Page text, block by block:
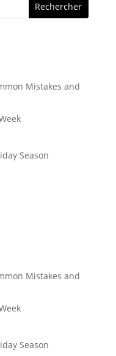
Mistakes and
Season
Mistakes and
Season